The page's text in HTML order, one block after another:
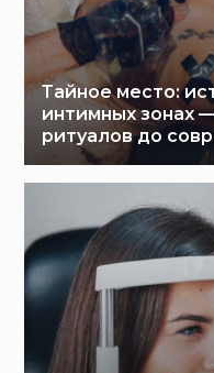
Тайное место:
интимных зонах
ритуалов до